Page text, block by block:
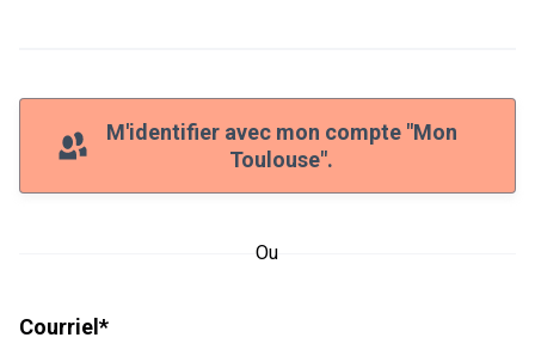
M'identifier avec mon compte "Mon
Toulouse".
Ou
Courriel *Champ obligatoire